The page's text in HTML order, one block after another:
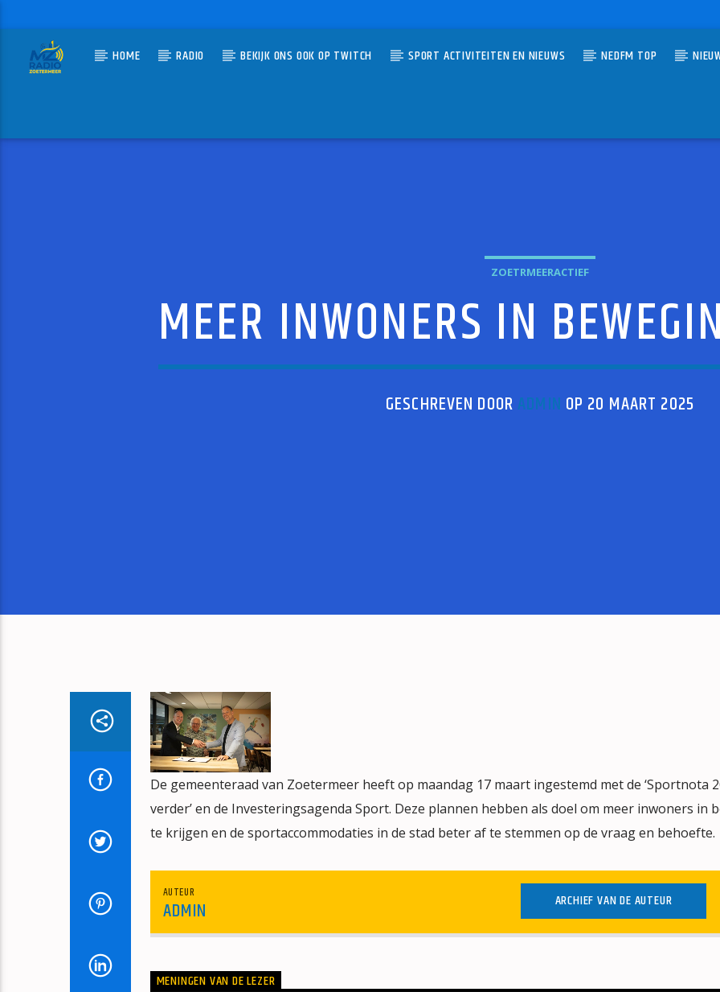
HOME RADIO BEKIJK ONS OOK OP TWITCH SPORT ACTIVITEITEN EN NIEUWS NEDFM TOP
ZOETRMEERACTIEF
MEER INWONERS IN
GESCHREVEN DOOR ADMIN OP 20 MAART 2025
De gemeenteraad van Zoetermeer heeft op maandag 17 maart ingestemd met de ‘Sportnota
verder’ en de Investeringsagenda Sport. Deze plannen hebben als doel om meer inwoners in
te krijgen en de sportaccommodaties in de stad beter af te stemmen op de vraag en behoefte.
AUTEUR
ADMIN ARCHIEF VAN DE AUTEUR
MENINGEN VAN DE LEZER